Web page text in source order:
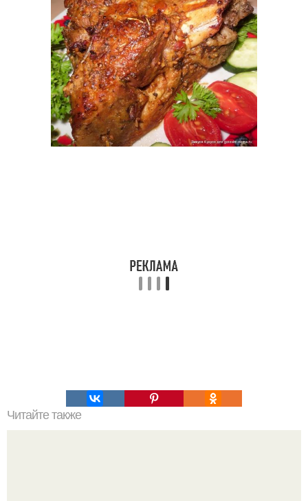
Читайте также